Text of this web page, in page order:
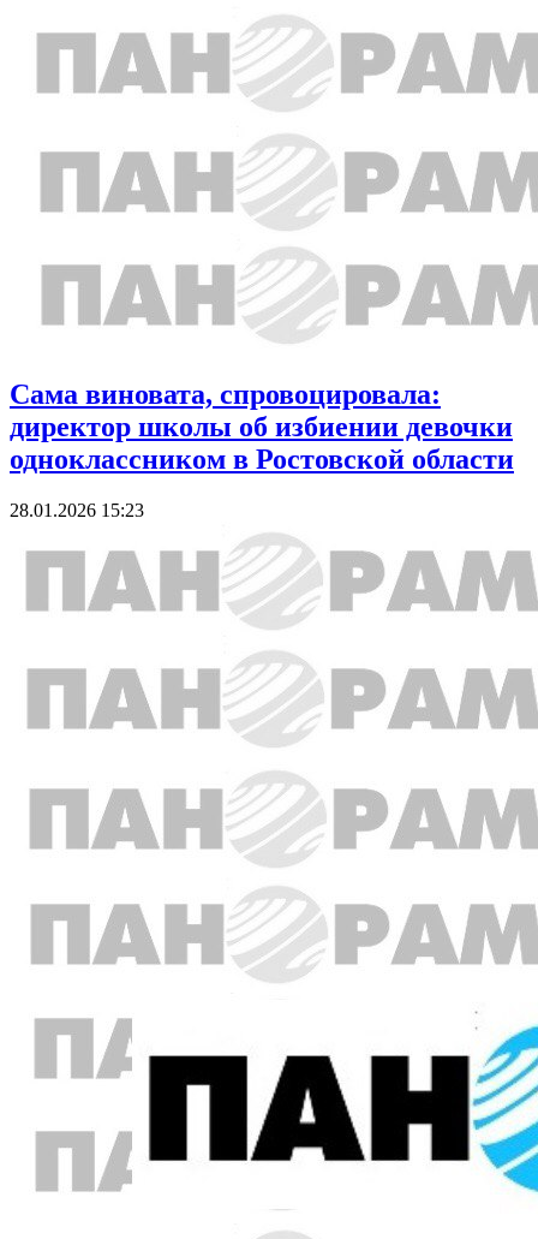
Сама виновата, спровоцировала:
директор школы об избиении девочки
одноклассником в Ростовской области
28.01.2026 15:23